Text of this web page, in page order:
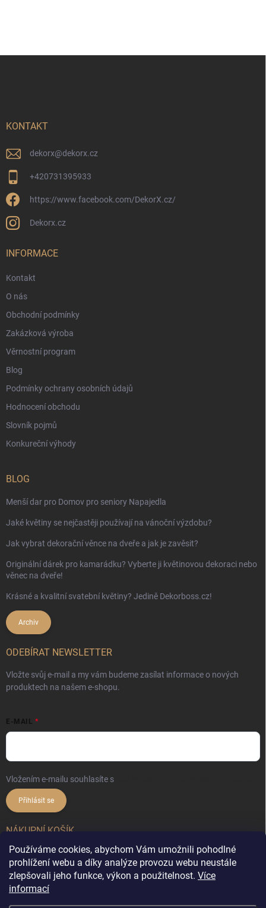
Používáme cookies, abychom Vám umožnili pohodlné
prohlížení webu a díky analýze provozu webu neustále
zlepšovali jeho funkce, výkon a použitelnost. Více
informací
KONTAKT
dekorx@dekorx.cz
+420731395933
https://www.facebook.com/DekorX.cz/
Dekorx.cz
INFORMACE
Kontakt
O nás
Obchodní podmínky
Zakázková výroba
Věrnostní program
Blog
Podmínky ochrany osobních údajů
Hodnocení obchodu
Slovník pojmů
Konkureční výhody
BLOG
Menší dar pro Domov pro seniory Napajedla
Jaké květiny se nejčastěji používají na vánoční výzdobu?
Jak vybrat dekorační věnce na dveře a jak je zavěsit?
Originální dárek pro kamarádku? Vyberte ji květinovou dekoraci nebo
věnec na dveře!
Krásné a kvalitní svatební květiny? Jedině Dekorboss.cz!
Archiv
ODEBÍRAT NEWSLETTER
Vložte svůj e-mail a my vám budeme zasílat informace o nových
produktech na našem e-shopu.
E-MAIL
Vložením e-mailu souhlasíte s
Přihlásit se
NÁKUPNÍ KOŠÍK
0ks /0 Kč